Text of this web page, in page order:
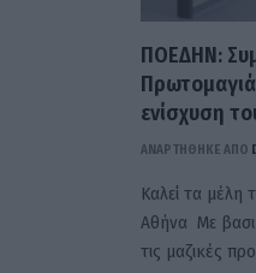
ΠΟΕΔΗΝ:
ενίσχυση
ΑΝΑΡΤΗΘΗΚΕ ΑΠΟ
Καλεί τα μέλη
Αθήνα Με
τις μαζικές